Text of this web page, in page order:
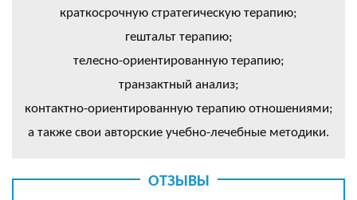
краткосрочную стратегическую терапию;
гештальт терапию;
телесно-ориентированную терапию;
транзактный анализ;
контактно-ориентированную терапию отношениями;
а также свои авторские учебно-лечебные методики.
ОТЗЫВЫ